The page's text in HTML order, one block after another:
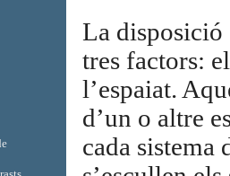
La disposició
tres factors:
l’espaiat.
d’un o altre
cada